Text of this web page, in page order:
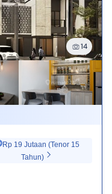
14
Rp 19 Jutaan (Tenor 15
Tahun)